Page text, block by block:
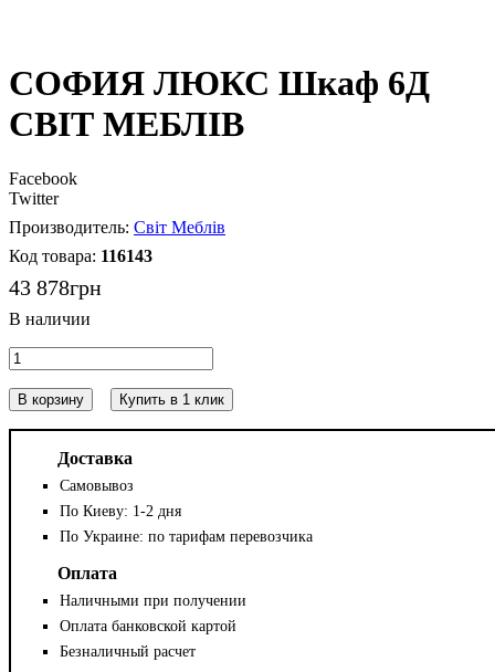
СОФИЯ ЛЮКС Шкаф 6Д
СВІТ МЕБЛІВ
Facebook
Twitter
Світ Меблів
116143
43 878грн
В корзину Купить в 1 клик
Доставка
Самовывоз
По Киеву: 1-2 дня
По Украине: по тарифам перевозчика
Оплата
Наличными при получении
Оплата банковской картой
Безналичный расчет